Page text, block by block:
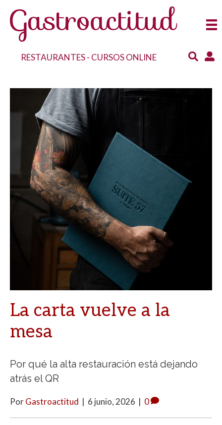
RESTAURANTES- CURSOS ONLINE
La carta vuelve a la
mesa
Por qué la alta restauración está dejando
atrás el QR
PorGastroactitud | 6 junio, 2026 | 0